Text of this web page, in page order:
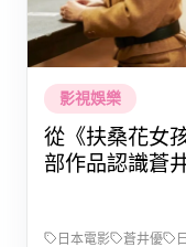
影視娛樂
從《扶桑花女
部作品認識蒼
日本電影 蒼井優